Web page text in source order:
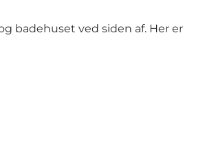
badehuset ved siden af. Her er